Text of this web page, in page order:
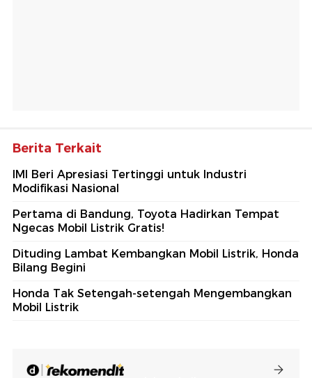
Berita Terkait
IMI Beri Apresiasi Tertinggi untuk Industri
Modifikasi Nasional
Pertama di Bandung, Toyota Hadirkan Tempat
Ngecas Mobil Listrik Gratis!
Dituding Lambat Kembangkan Mobil Listrik, Honda
Bilang Begini
Honda Tak Setengah-setengah Mengembangkan
Mobil Listrik